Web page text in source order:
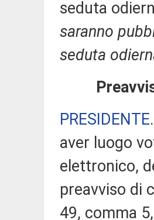
seduta
saranno
seduta
PRESIDENTE
aver luogo
elettronico,
preavviso di
49, comma